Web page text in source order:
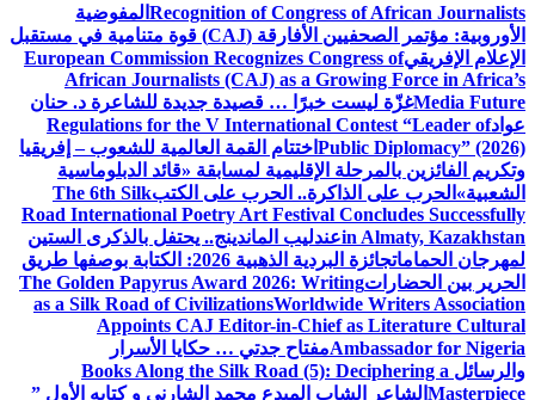
Recognition of Congress of African Journalists المفوضية
الأوروبية: مؤتمر الصحفيين الأفارقة (CAJ) قوة متنامية في مستقبل
الإعلام الإفريقيEuropean Commission Recognizes Congress of
African Journalists (CAJ) as a Growing Force in Africa’s
Media Futureغزّة ليست خبرًا … قصيدة جديدة للشاعرة د. حنان
عوادRegulations for the V International Contest “Leader of
Public Diplomacy” (2026) اختتام القمة العالمية للشعوب – إفريقيا
وتكريم الفائزين بالمرحلة الإقليمية لمسابقة «قائد الدبلوماسية
الشعبية» الحرب على الذاكرة.. الحرب على الكتبThe 6th Silk
Road International Poetry Art Festival Concludes Successfully
in Almaty, Kazakhstanعندليب الماندينج.. يحتفل بالذكرى الستين
لمهرجان الحمامات
جائزة البردية الذهبية 2026: الكتابة بوصفها طريق
الحرير بين الحضاراتThe Golden Papyrus Award 2026: Writing
as a Silk Road of CivilizationsWorldwide Writers Association
Appoints CAJ Editor-in-Chief as Literature Cultural
Ambassador for Nigeriaمفتاح جدتي … حكايا الأسرار
والرسائل Books Along the Silk Road (5): Deciphering a
Masterpiece الشاعر الشاب المبدع محمد الشارني و كتابه الأول ”